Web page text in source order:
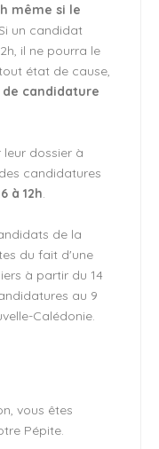
même si le
un candidat
il ne pourra le
état de cause,
candidature
dossier à
candidatures
à 12h.
de la
du fait d'une
à partir du 14
au 9
Calédonie.
vous êtes
Pépite.